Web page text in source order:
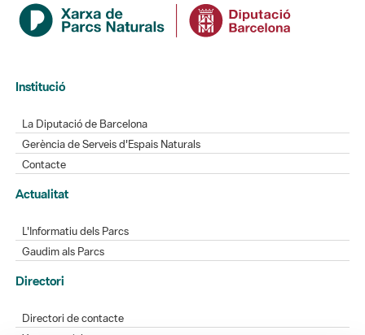
Institució
La Diputació de Barcelona
Gerència de Serveis d'Espais Naturals
Contacte
Actualitat
L'Informatiu dels Parcs
Gaudim als Parcs
Directori
Directori de contacte